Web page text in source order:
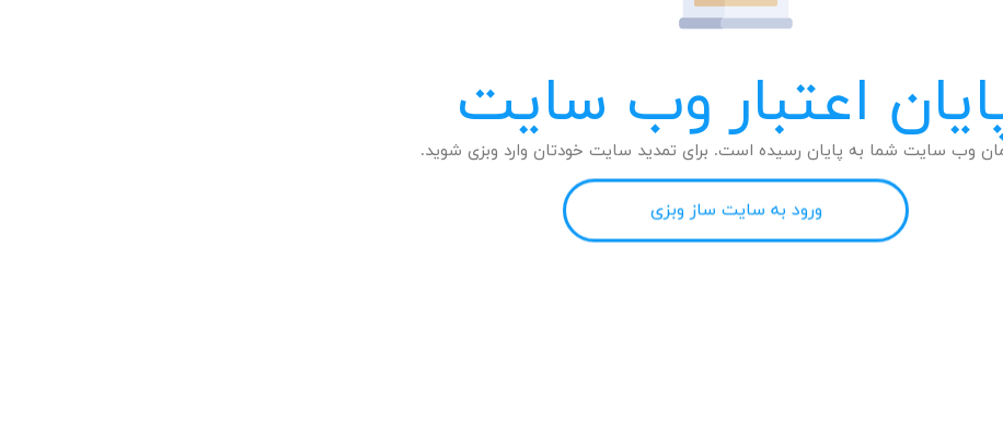
اعتبار وب سایت
وب سایت شما به پایان رسیده است. برای تمدید سایت خودتان وارد وبزی شوید.
ورود به سایت ساز وبزی